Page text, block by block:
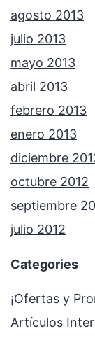
agosto 2013
julio 2013
mayo 2013
abril 2013
febrero 2013
enero 2013
diciembre
octubre 2012
septiembre
julio 2012
Categories
¡Ofertas y
Artículos